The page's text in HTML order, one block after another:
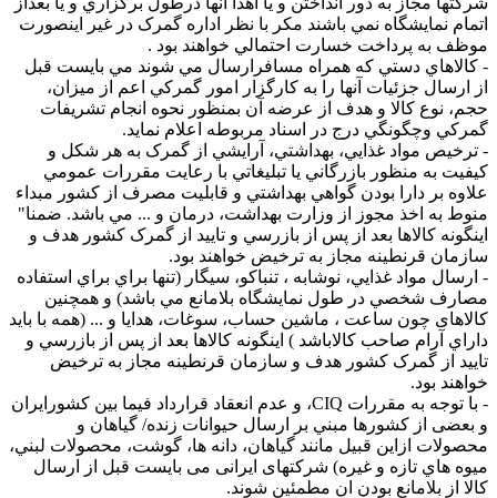
اتمام نمايشگاه نمي باشند مکر با نظر اداره گمرک در غير اينصورت
موظف به پرداخت خسارت احتمالي خواهند بود .
- کالاهاي دستي که همراه مسافرارسال مي شوند مي بايست قبل
از ارسال جزئيات آنها را به کارگزار امور گمرکي اعم از ميزان،
حجم، نوع كالا و هدف از عرضه آن بمنظور نحوه انجام تشريفات
گمركي وچگونگي درج در اسناد مربوطه اعلام نمايد.
- ترخيص مواد غذايي، بهداشتي، آرايشي از گمرک به هر شکل و
کيفيت به منظور بازرگاني يا تبليغاتي با رعايت مقررات عمومي
علاوه بر دارا بودن گواهي بهداشتي و قابليت مصرف از کشور مبداء
منوط به اخذ مجوز از وزارت بهداشت، درمان و ... مي باشد. ضمنا"
اينگونه کالاها بعد از پس از بازرسي و تاييد از گمرک کشور هدف و
سازمان قرنطينه مجاز به ترخيض خواهند بود.
- ارسال مواد غذايي، نوشابه ، تنباکو، سيگار (تنها براي براي استفاده
مصارف شخصي در طول نمايشگاه بلامانع مي باشد) و همچنين
کالاهای چون ساعت ، ماشين حساب، سوغات، هدايا و ... (همه با بايد
داراي آرام صاحب کالاباشد ) اينگونه کالاها بعد از پس از بازرسي و
تاييد از گمرک کشور هدف و سازمان قرنطينه مجاز به ترخيض
خواهند بود.
- با توجه به مقررات CIQ، و عدم انعقاد قرارداد فيما بين کشورايران
و بعضی از کشورها مبني بر ارسال حيوانات زنده/ گياهان و
محصولات ازاين قبيل مانند گياهان، دانه ها، گوشت، محصولات لبني،
ميوه هاي تازه و غيره) شرکتهای ايرانی می بايست قبل از ارسال
کالا از بلامانع بودن ان مطمئین شوند.